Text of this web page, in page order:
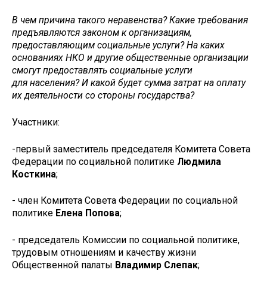
В чем причина такого неравенства? Какие требования
предъявляются законом к организациям,
предоставляющим социальные услуги? На каких
основаниях НКО и другие общественные организации
смогут предоставлять социальные услуги
для населения? И какой будет сумма затрат на оплату
их деятельности со стороны государства?
Участники:
-первый заместитель председателя Комитета Совета
Федерации по социальной политике Людмила
Косткина;
- член Комитета Совета Федерации по социальной
политике Елена Попова;
- председатель Комиссии по социальной политике,
трудовым отношениям и качеству жизни
Общественной палаты Владимир Слепак;